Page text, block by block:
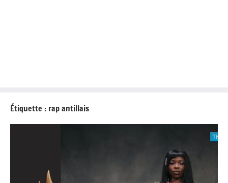
Étiquette : rap antillais